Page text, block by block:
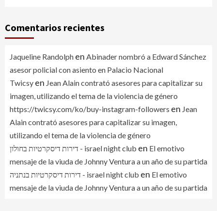
Comentarios recientes
Jaqueline Randolph en Abinader nombró a Edward Sánchez
asesor policial con asiento en Palacio Nacional
Twicsy en Jean Alain contrató asesores para capitalizar su
imagen, utilizando el tema de la violencia de género
https://twicsy.com/ko/buy-instagram-followers en Jean
Alain contrató asesores para capitalizar su imagen,
utilizando el tema de la violencia de género
דירות דיסקרטיות בחולון - israel night club en El emotivo
mensaje de la viuda de Johnny Ventura a un año de su partida
דירות דיסקרטיות בנתניה - israel night club en El emotivo
mensaje de la viuda de Johnny Ventura a un año de su partida